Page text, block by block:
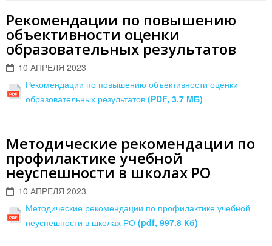
Рекомендации по повышению
объективности оценки
образовательных результатов
10 АПРЕЛЯ 2023
Рекомендации по повышению объективности оценки
образовательных результатов (PDF, 3.7 MБ)
Методические рекомендации по
профилактике учебной
неуспешности в школах РО
10 АПРЕЛЯ 2023
Методические рекомендации по профилактике учебной
неуспешности в школах РО (pdf, 997.8 Кб)